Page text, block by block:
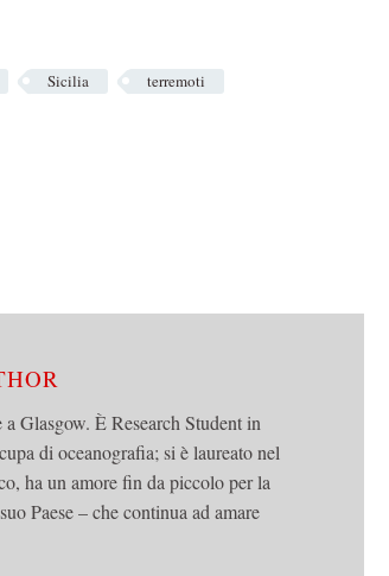
Sicilia
terremoti
Glasgow. È Research Student in
di oceanografia; si è laureato nel
ha un amore fin da piccolo per la
Paese – che continua ad amare